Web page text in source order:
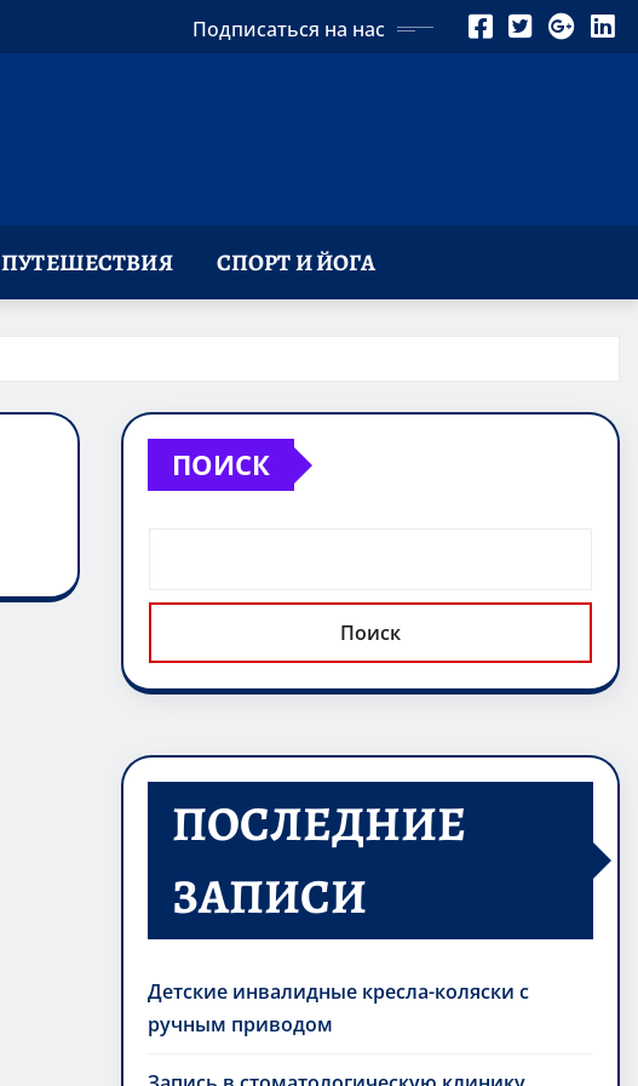
Подписаться на нас
ПУТЕШЕСТВИЯ СПОРТ И ЙОГА
ПОИСК
Поиск
ПОСЛЕДНИЕ
ЗАПИСИ
Детские инвалидные кресла-коляски с
ручным приводом